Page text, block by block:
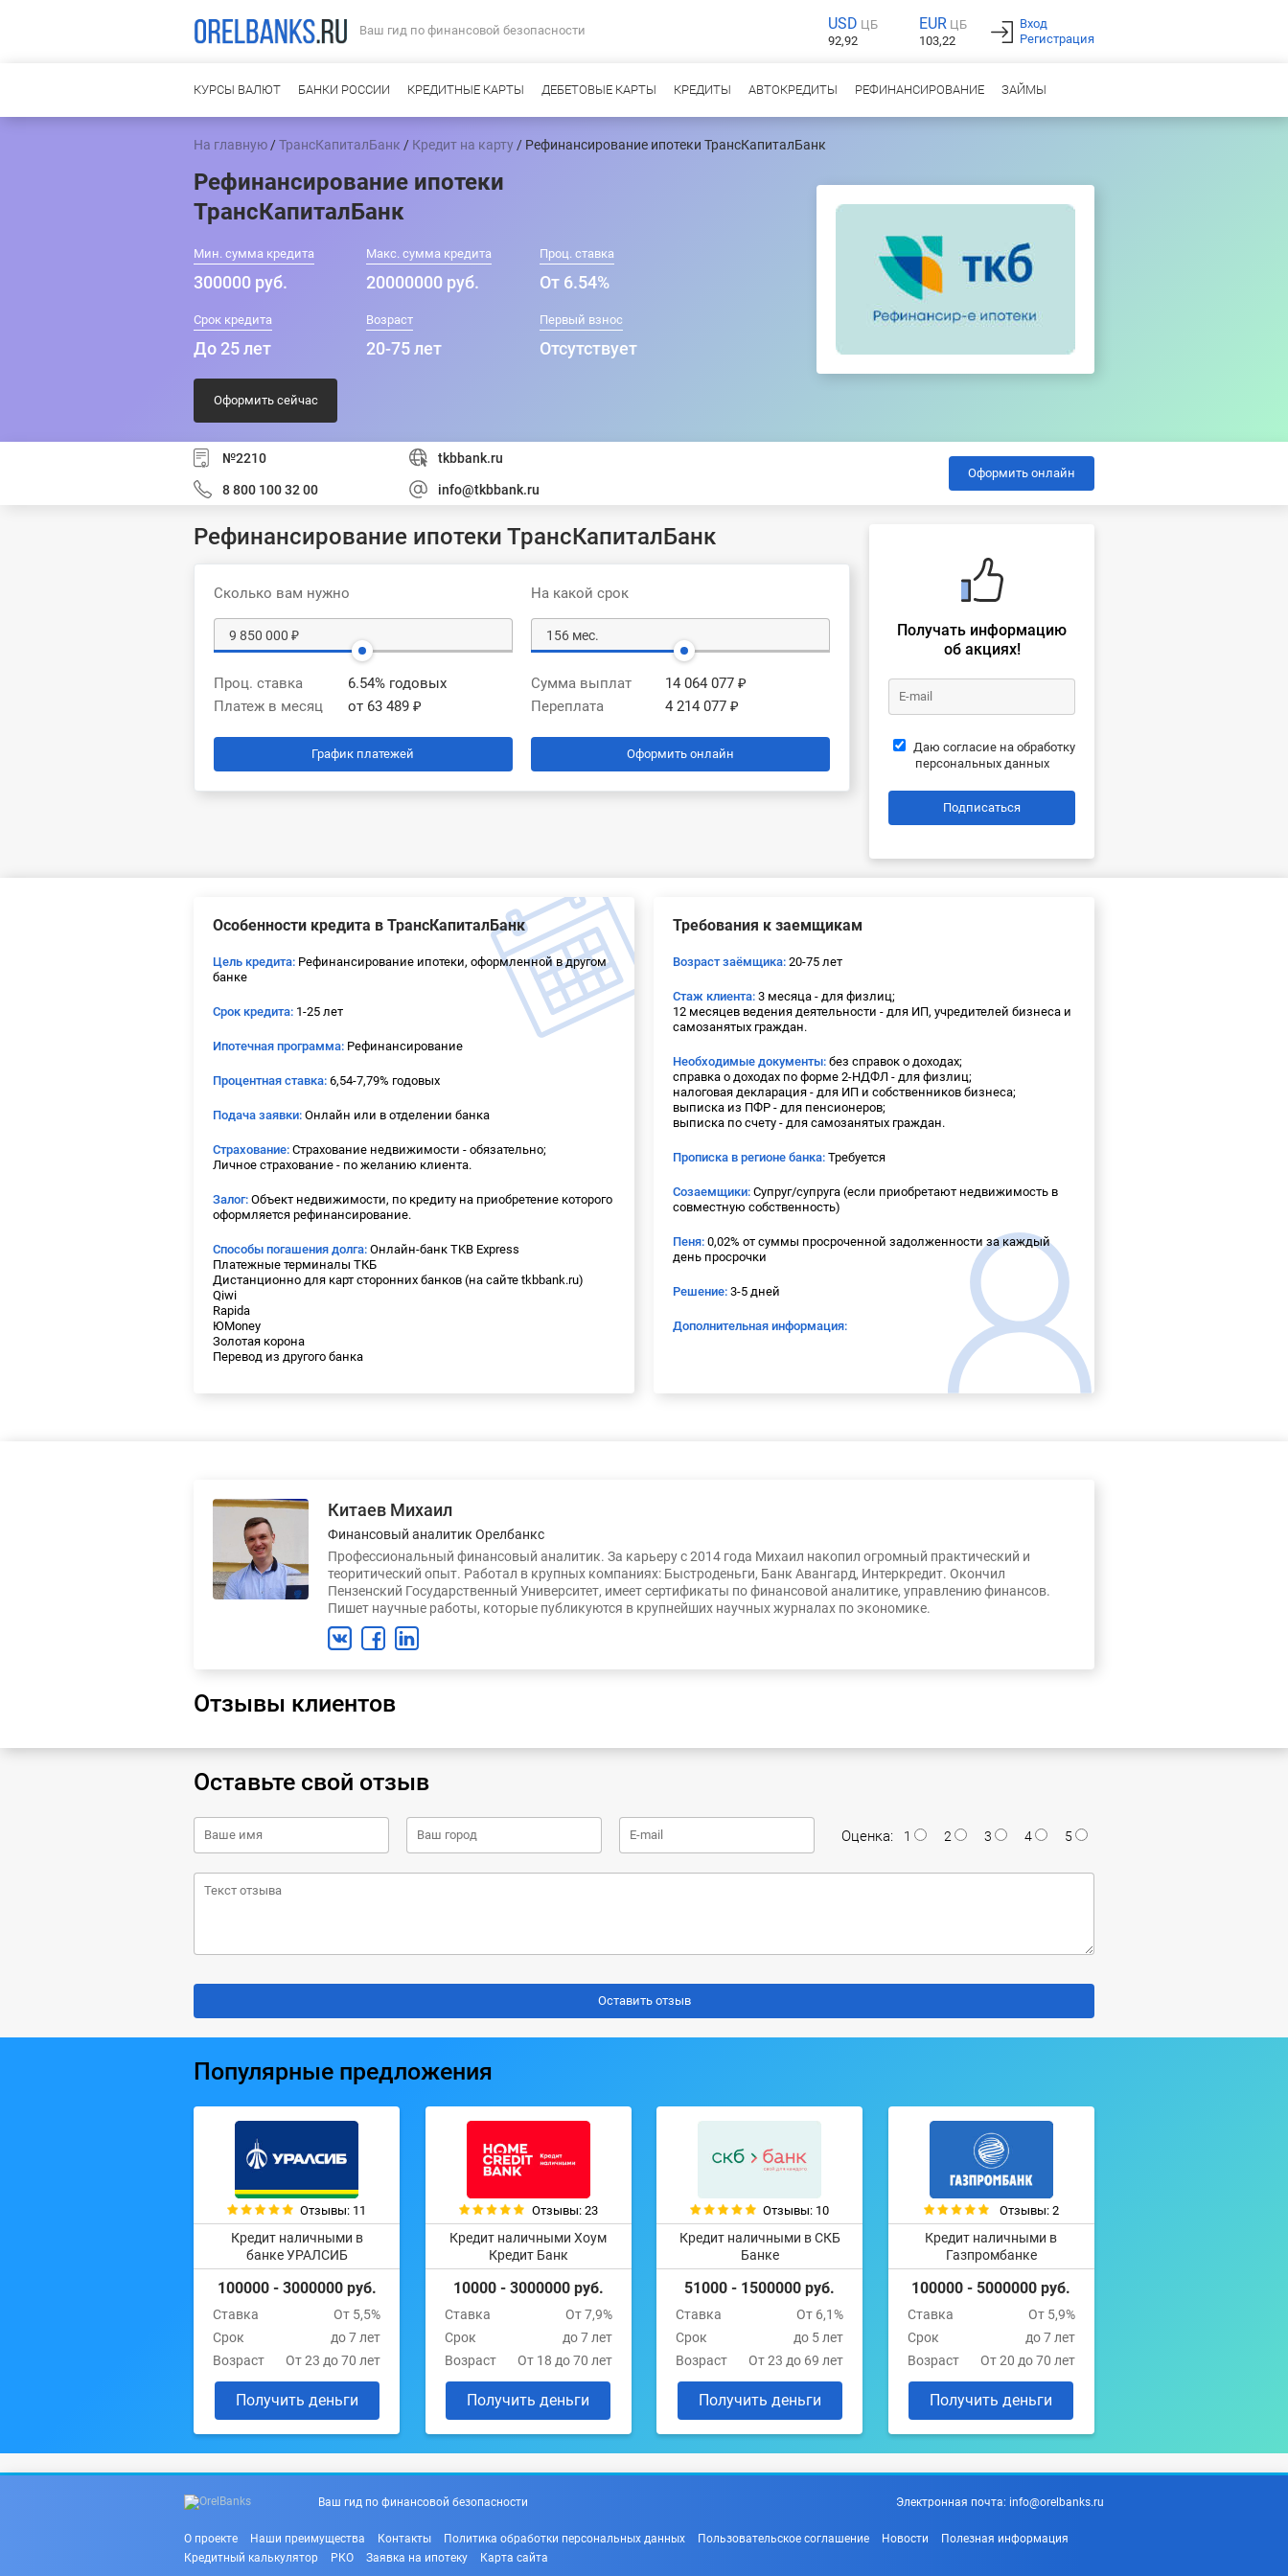
Ваш гид по финансовой безопасности USD ЦБ
92,92
EUR ЦБ
103,22
Вход
Регистрация
КУРСЫ ВАЛЮТ БАНКИ РОССИИ КРЕДИТНЫЕ КАРТЫ ДЕБЕТОВЫЕ КАРТЫ КРЕДИТЫ АВТОКРЕДИТЫ РЕФИНАНСИРОВАНИЕ ЗАЙМЫ
На главную /ТрансКапиталБанк / Кредит на карту / Рефинансирование ипотеки ТрансКапиталБанк
Рефинансирование ипотеки
ТрансКапиталБанк
Мин. сумма кредита
300000 руб.
Макс. сумма кредита
20000000 руб.
Проц. ставка
От 6.54%
Срок кредита
До 25 лет
Возраст
20-75 лет
Первый взнос
Отсутствует
Оформить сейчас
№2210 tkbbank.ru
8 800 100 32 00 info@tkbbank.ru
Оформить онлайн
Рефинансирование ипотеки ТрансКапиталБанк
Сколько вам нужно На какой срок
Проц. ставка
6.54% годовых
Платеж в месяц
от 63 489 ₽
Сумма выплат
14 064 077 ₽
Переплата
4 214 077 ₽
График платежей Оформить онлайн
Получать информацию
об акциях!
Даю согласие на обработку
персональных данных
Подписаться
Особенности кредита в ТрансКапиталБанк
Цель кредита: Рефинансирование ипотеки, оформленной в другом
банке
Срок кредита: 1-25 лет
Ипотечная программа: Рефинансирование
Процентная ставка: 6,54-7,79% годовых
Подача заявки: Онлайн или в отделении банка
Страхование: Страхование недвижимости - обязательно;
Личное страхование - по желанию клиента.
Залог: Объект недвижимости, по кредиту на приобретение которого
оформляется рефинансирование.
Способы погашения долга: Онлайн-банк TKB Express
Платежные терминалы ТКБ
Дистанционно для карт сторонних банков (на сайте tkbbank.ru)
Qiwi
Rapida
ЮMoney
Золотая корона
Перевод из другого банка
Требования к заемщикам
Возраст заёмщика: 20-75 лет
Стаж клиента: 3 месяца - для физлиц;
12 месяцев ведения деятельности - для ИП, учредителей бизнеса и
самозанятых граждан.
Необходимые документы: без справок о доходах;
справка о доходах по форме 2-НДФЛ - для физлиц;
налоговая декларация - для ИП и собственников бизнеса;
выписка из ПФР - для пенсионеров;
выписка по счету - для самозанятых граждан.
Прописка в регионе банка: Требуется
Созаемщики: Супруг/супруга (если приобретают недвижимость в
совместную собственность)
Пеня: 0,02% от суммы просроченной задолженности за каждый
день просрочки
Решение: 3-5 дней
Дополнительная информация:
Китаев Михаил
Финансовый аналитик Орелбанкс
Профессиональный финансовый аналитик. За карьеру с 2014 года Михаил накопил огромный практический и
теоритический опыт. Работал в крупных компаниях: Быстроденьги, Банк Авангард, Интеркредит. Окончил
Пензенский Государственный Университет, имеет сертификаты по финансовой аналитике, управлению финансов.
Пишет научные работы, которые публикуются в крупнейших научных журналах по экономике.
Отзывы клиентов
Оставьте свой отзыв
Оценка: 1 2 3 4 5
Популярные предложения
Отзывы: 11
Кредит наличными в
банке УРАЛСИБ
100000 - 3000000 руб.
Ставка
От 5,5%
Срок
до 7 лет
Возраст
От 23 до 70 лет
Получить деньги
Отзывы: 23
Кредит наличными Хоум
Кредит Банк
10000 - 3000000 руб.
Ставка
От 7,9%
Срок
до 7 лет
Возраст
От 18 до 70 лет
Получить деньги
Отзывы: 10
Кредит наличными в СКБ
Банке
51000 - 1500000 руб.
Ставка
От 6,1%
Срок
до 5 лет
Возраст
От 23 до 69 лет
Получить деньги
Отзывы: 2
Кредит наличными в
Газпромбанке
100000 - 5000000 руб.
Ставка
От 5,9%
Срок
до 7 лет
Возраст
От 20 до 70 лет
Получить деньги
Ваш гид по финансовой безопасности Электронная почта: info@orelbanks.ru
О проекте Наши преимущества Контакты Политика обработки персональных данных Пользовательское соглашение Новости
Полезная информация
Кредитный калькулятор
РКО Заявка на ипотеку Карта сайта